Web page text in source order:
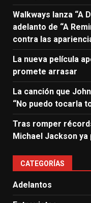
Walkways lanza “A
adelanto de “A
contra las
La nueva película
promete arrasar
La canción que
“No puedo tocarla
Tras romper
Michael Jackson
CATEGORÍAS
Adelantos